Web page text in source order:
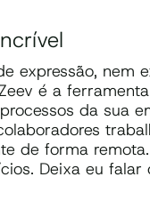
expressão, nem
é a
da sua
de forma
Deixa eu falar